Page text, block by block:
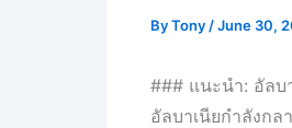
ByTony /June 30,
### แนะนำ: อัลบ
อัลบาเนียกำลังก